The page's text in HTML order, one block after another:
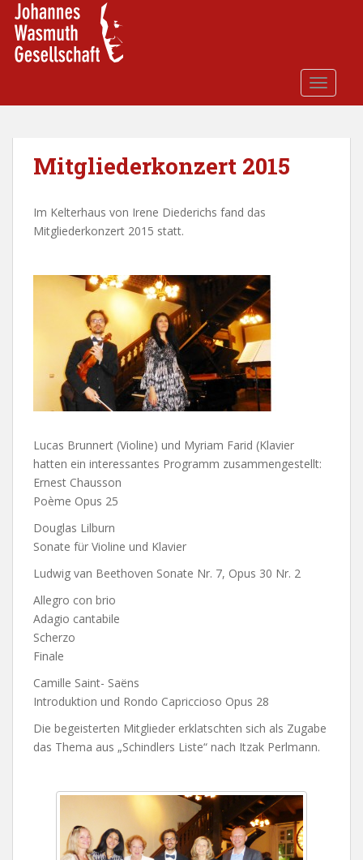
o
Mitgliederkonzert 2015
Im Kelterhaus von Irene Diederichs fand das
Mitgliederkonzert 2015 statt.
Lucas Brunnert (Violine) und Myriam Farid (Klavier
hatten ein interessantes Programm zusammengestellt:
Ernest Chausson
Poème Opus 25
Douglas Lilburn
Sonate für Violine und Klavier
Ludwig van Beethoven Sonate Nr. 7, Opus 30 Nr. 2
Allegro con brio
Adagio cantabile
Scherzo
Finale
Camille Saint- Saëns
Introduktion und Rondo Capriccioso Opus 28
Die begeisterten Mitglieder erklatschten sich als Zugabe
das Thema aus „Schindlers Liste“ nach Itzak Perlmann.